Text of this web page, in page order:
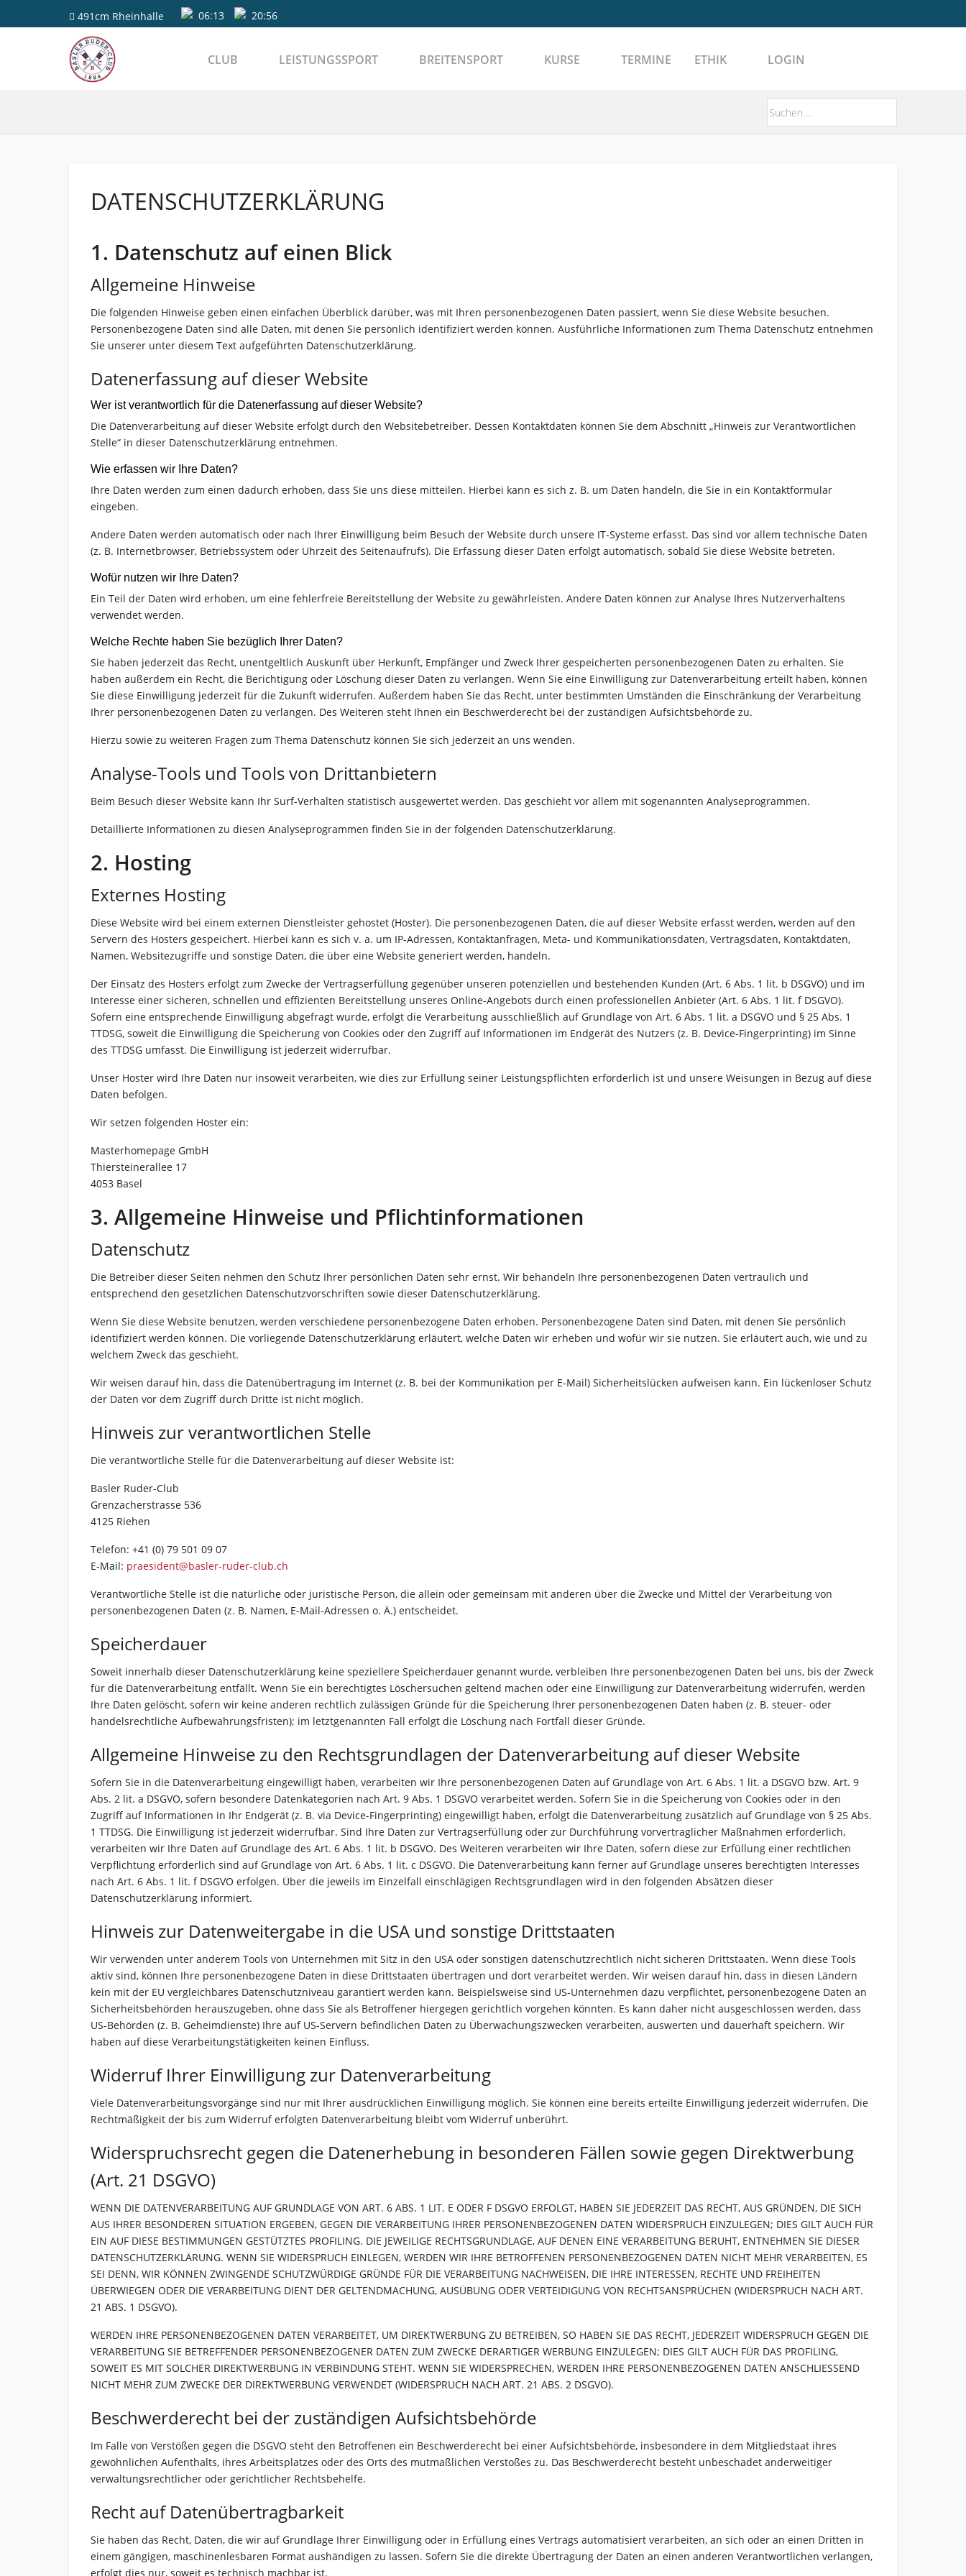
491cm Rheinhalle 06:13 20:56
CLUB LEISTUNGSSPORT BREITENSPORT KURSE TERMINE ETHIK LOGIN
DATENSCHUTZERKLÄRUNG
1. Datenschutz auf einen Blick
Allgemeine Hinweise
Die folgenden Hinweise geben einen einfachen Überblick darüber, was mit Ihren personenbezogenen Daten passiert, wenn Sie diese Website besuchen.
Personenbezogene Daten sind alle Daten, mit denen Sie persönlich identifiziert werden können. Ausführliche Informationen zum Thema Datenschutz entnehmen
Sie unserer unter diesem Text aufgeführten Datenschutzerklärung.
Datenerfassung auf dieser Website
Wer ist verantwortlich für die Datenerfassung auf dieser Website?
Die Datenverarbeitung auf dieser Website erfolgt durch den Websitebetreiber. Dessen Kontaktdaten können Sie dem Abschnitt „Hinweis zur Verantwortlichen
Stelle“ in dieser Datenschutzerklärung entnehmen.
Wie erfassen wir Ihre Daten?
Ihre Daten werden zum einen dadurch erhoben, dass Sie uns diese mitteilen. Hierbei kann es sich z. B. um Daten handeln, die Sie in ein Kontaktformular
eingeben.
Andere Daten werden automatisch oder nach Ihrer Einwilligung beim Besuch der Website durch unsere IT-Systeme erfasst. Das sind vor allem technische Daten
(z. B. Internetbrowser, Betriebssystem oder Uhrzeit des Seitenaufrufs). Die Erfassung dieser Daten erfolgt automatisch, sobald Sie diese Website betreten.
Wofür nutzen wir Ihre Daten?
Ein Teil der Daten wird erhoben, um eine fehlerfreie Bereitstellung der Website zu gewährleisten. Andere Daten können zur Analyse Ihres Nutzerverhaltens
verwendet werden.
Welche Rechte haben Sie bezüglich Ihrer Daten?
Sie haben jederzeit das Recht, unentgeltlich Auskunft über Herkunft, Empfänger und Zweck Ihrer gespeicherten personenbezogenen Daten zu erhalten. Sie
haben außerdem ein Recht, die Berichtigung oder Löschung dieser Daten zu verlangen. Wenn Sie eine Einwilligung zur Datenverarbeitung erteilt haben, können
Sie diese Einwilligung jederzeit für die Zukunft widerrufen. Außerdem haben Sie das Recht, unter bestimmten Umständen die Einschränkung der Verarbeitung
Ihrer personenbezogenen Daten zu verlangen. Des Weiteren steht Ihnen ein Beschwerderecht bei der zuständigen Aufsichtsbehörde zu.
Hierzu sowie zu weiteren Fragen zum Thema Datenschutz können Sie sich jederzeit an uns wenden.
Analyse-Tools und Tools von Dritt­anbietern
Beim Besuch dieser Website kann Ihr Surf-Verhalten statistisch ausgewertet werden. Das geschieht vor allem mit sogenannten Analyseprogrammen.
Detaillierte Informationen zu diesen Analyseprogrammen finden Sie in der folgenden Datenschutzerklärung.
2. Hosting
Externes Hosting
Diese Website wird bei einem externen Dienstleister gehostet (Hoster). Die personenbezogenen Daten, die auf dieser Website erfasst werden, werden auf den
Servern des Hosters gespeichert. Hierbei kann es sich v. a. um IP-Adressen, Kontaktanfragen, Meta- und Kommunikationsdaten, Vertragsdaten, Kontaktdaten,
Namen, Websitezugriffe und sonstige Daten, die über eine Website generiert werden, handeln.
Der Einsatz des Hosters erfolgt zum Zwecke der Vertragserfüllung gegenüber unseren potenziellen und bestehenden Kunden (Art. 6 Abs. 1 lit. b DSGVO) und im
Interesse einer sicheren, schnellen und effizienten Bereitstellung unseres Online-Angebots durch einen professionellen Anbieter (Art. 6 Abs. 1 lit. f DSGVO).
Sofern eine entsprechende Einwilligung abgefragt wurde, erfolgt die Verarbeitung ausschließlich auf Grundlage von Art. 6 Abs. 1 lit. a DSGVO und § 25 Abs. 1
TTDSG, soweit die Einwilligung die Speicherung von Cookies oder den Zugriff auf Informationen im Endgerät des Nutzers (z. B. Device-Fingerprinting) im Sinne
des TTDSG umfasst. Die Einwilligung ist jederzeit widerrufbar.
Unser Hoster wird Ihre Daten nur insoweit verarbeiten, wie dies zur Erfüllung seiner Leistungspflichten erforderlich ist und unsere Weisungen in Bezug auf diese
Daten befolgen.
Wir setzen folgenden Hoster ein:
Masterhomepage GmbH
Thiersteinerallee 17
4053 Basel
3. Allgemeine Hinweise und Pflicht­informationen
Datenschutz
Die Betreiber dieser Seiten nehmen den Schutz Ihrer persönlichen Daten sehr ernst. Wir behandeln Ihre personenbezogenen Daten vertraulich und
entsprechend den gesetzlichen Datenschutzvorschriften sowie dieser Datenschutzerklärung.
Wenn Sie diese Website benutzen, werden verschiedene personenbezogene Daten erhoben. Personenbezogene Daten sind Daten, mit denen Sie persönlich
identifiziert werden können. Die vorliegende Datenschutzerklärung erläutert, welche Daten wir erheben und wofür wir sie nutzen. Sie erläutert auch, wie und zu
welchem Zweck das geschieht.
Wir weisen darauf hin, dass die Datenübertragung im Internet (z. B. bei der Kommunikation per E-Mail) Sicherheitslücken aufweisen kann. Ein lückenloser Schutz
der Daten vor dem Zugriff durch Dritte ist nicht möglich.
Hinweis zur verantwortlichen Stelle
Die verantwortliche Stelle für die Datenverarbeitung auf dieser Website ist:
Basler Ruder-Club
Grenzacherstrasse 536
4125 Riehen
Telefon: +41 (0) 79 501 09 07‬
E-Mail: praesident@basler-ruder-club.ch
Verantwortliche Stelle ist die natürliche oder juristische Person, die allein oder gemeinsam mit anderen über die Zwecke und Mittel der Verarbeitung von
personenbezogenen Daten (z. B. Namen, E-Mail-Adressen o. Ä.) entscheidet.
Speicherdauer
Soweit innerhalb dieser Datenschutzerklärung keine speziellere Speicherdauer genannt wurde, verbleiben Ihre personenbezogenen Daten bei uns, bis der Zweck
für die Datenverarbeitung entfällt. Wenn Sie ein berechtigtes Löschersuchen geltend machen oder eine Einwilligung zur Datenverarbeitung widerrufen, werden
Ihre Daten gelöscht, sofern wir keine anderen rechtlich zulässigen Gründe für die Speicherung Ihrer personenbezogenen Daten haben (z. B. steuer- oder
handelsrechtliche Aufbewahrungsfristen); im letztgenannten Fall erfolgt die Löschung nach Fortfall dieser Gründe.
Allgemeine Hinweise zu den Rechtsgrundlagen der Datenverarbeitung auf dieser Website
Sofern Sie in die Datenverarbeitung eingewilligt haben, verarbeiten wir Ihre personenbezogenen Daten auf Grundlage von Art. 6 Abs. 1 lit. a DSGVO bzw. Art. 9
Abs. 2 lit. a DSGVO, sofern besondere Datenkategorien nach Art. 9 Abs. 1 DSGVO verarbeitet werden. Sofern Sie in die Speicherung von Cookies oder in den
Zugriff auf Informationen in Ihr Endgerät (z. B. via Device-Fingerprinting) eingewilligt haben, erfolgt die Datenverarbeitung zusätzlich auf Grundlage von § 25 Abs.
1 TTDSG. Die Einwilligung ist jederzeit widerrufbar. Sind Ihre Daten zur Vertragserfüllung oder zur Durchführung vorvertraglicher Maßnahmen erforderlich,
verarbeiten wir Ihre Daten auf Grundlage des Art. 6 Abs. 1 lit. b DSGVO. Des Weiteren verarbeiten wir Ihre Daten, sofern diese zur Erfüllung einer rechtlichen
Verpflichtung erforderlich sind auf Grundlage von Art. 6 Abs. 1 lit. c DSGVO. Die Datenverarbeitung kann ferner auf Grundlage unseres berechtigten Interesses
nach Art. 6 Abs. 1 lit. f DSGVO erfolgen. Über die jeweils im Einzelfall einschlägigen Rechtsgrundlagen wird in den folgenden Absätzen dieser
Datenschutzerklärung informiert.
Hinweis zur Datenweitergabe in die USA und sonstige Drittstaaten
Wir verwenden unter anderem Tools von Unternehmen mit Sitz in den USA oder sonstigen datenschutzrechtlich nicht sicheren Drittstaaten. Wenn diese Tools
aktiv sind, können Ihre personenbezogene Daten in diese Drittstaaten übertragen und dort verarbeitet werden. Wir weisen darauf hin, dass in diesen Ländern
kein mit der EU vergleichbares Datenschutzniveau garantiert werden kann. Beispielsweise sind US-Unternehmen dazu verpflichtet, personenbezogene Daten an
Sicherheitsbehörden herauszugeben, ohne dass Sie als Betroffener hiergegen gerichtlich vorgehen könnten. Es kann daher nicht ausgeschlossen werden, dass
US-Behörden (z. B. Geheimdienste) Ihre auf US-Servern befindlichen Daten zu Überwachungszwecken verarbeiten, auswerten und dauerhaft speichern. Wir
haben auf diese Verarbeitungstätigkeiten keinen Einfluss.
Widerruf Ihrer Einwilligung zur Datenverarbeitung
Viele Datenverarbeitungsvorgänge sind nur mit Ihrer ausdrücklichen Einwilligung möglich. Sie können eine bereits erteilte Einwilligung jederzeit widerrufen. Die
Rechtmäßigkeit der bis zum Widerruf erfolgten Datenverarbeitung bleibt vom Widerruf unberührt.
Widerspruchsrecht gegen die Datenerhebung in besonderen Fällen sowie gegen Direktwerbung
(Art. 21 DSGVO)
WENN DIE DATENVERARBEITUNG AUF GRUNDLAGE VON ART. 6 ABS. 1 LIT. E ODER F DSGVO ERFOLGT, HABEN SIE JEDERZEIT DAS RECHT, AUS GRÜNDEN, DIE SICH
AUS IHRER BESONDEREN SITUATION ERGEBEN, GEGEN DIE VERARBEITUNG IHRER PERSONENBEZOGENEN DATEN WIDERSPRUCH EINZULEGEN; DIES GILT AUCH FÜR
EIN AUF DIESE BESTIMMUNGEN GESTÜTZTES PROFILING. DIE JEWEILIGE RECHTSGRUNDLAGE, AUF DENEN EINE VERARBEITUNG BERUHT, ENTNEHMEN SIE DIESER
DATENSCHUTZERKLÄRUNG. WENN SIE WIDERSPRUCH EINLEGEN, WERDEN WIR IHRE BETROFFENEN PERSONENBEZOGENEN DATEN NICHT MEHR VERARBEITEN, ES
SEI DENN, WIR KÖNNEN ZWINGENDE SCHUTZWÜRDIGE GRÜNDE FÜR DIE VERARBEITUNG NACHWEISEN, DIE IHRE INTERESSEN, RECHTE UND FREIHEITEN
ÜBERWIEGEN ODER DIE VERARBEITUNG DIENT DER GELTENDMACHUNG, AUSÜBUNG ODER VERTEIDIGUNG VON RECHTSANSPRÜCHEN (WIDERSPRUCH NACH ART.
21 ABS. 1 DSGVO).
WERDEN IHRE PERSONENBEZOGENEN DATEN VERARBEITET, UM DIREKTWERBUNG ZU BETREIBEN, SO HABEN SIE DAS RECHT, JEDERZEIT WIDERSPRUCH GEGEN DIE
VERARBEITUNG SIE BETREFFENDER PERSONENBEZOGENER DATEN ZUM ZWECKE DERARTIGER WERBUNG EINZULEGEN; DIES GILT AUCH FÜR DAS PROFILING,
SOWEIT ES MIT SOLCHER DIREKTWERBUNG IN VERBINDUNG STEHT. WENN SIE WIDERSPRECHEN, WERDEN IHRE PERSONENBEZOGENEN DATEN ANSCHLIESSEND
NICHT MEHR ZUM ZWECKE DER DIREKTWERBUNG VERWENDET (WIDERSPRUCH NACH ART. 21 ABS. 2 DSGVO).
Beschwerde­recht bei der zuständigen Aufsichts­behörde
Im Falle von Verstößen gegen die DSGVO steht den Betroffenen ein Beschwerderecht bei einer Aufsichtsbehörde, insbesondere in dem Mitgliedstaat ihres
gewöhnlichen Aufenthalts, ihres Arbeitsplatzes oder des Orts des mutmaßlichen Verstoßes zu. Das Beschwerderecht besteht unbeschadet anderweitiger
verwaltungsrechtlicher oder gerichtlicher Rechtsbehelfe.
Recht auf Daten­übertrag­barkeit
Sie haben das Recht, Daten, die wir auf Grundlage Ihrer Einwilligung oder in Erfüllung eines Vertrags automatisiert verarbeiten, an sich oder an einen Dritten in
einem gängigen, maschinenlesbaren Format aushändigen zu lassen. Sofern Sie die direkte Übertragung der Daten an einen anderen Verantwortlichen verlangen,
erfolgt dies nur, soweit es technisch machbar ist.